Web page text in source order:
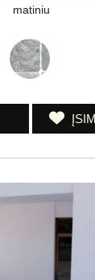
matiniu